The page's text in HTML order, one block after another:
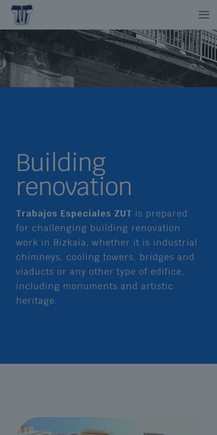
Building
renovation
Trabajos Especiales ZUT is prepared
for challenging building renovation
work in Bizkaia, whether it is industrial
chimneys, cooling towers, bridges and
viaducts or any other type of edifice,
including monuments and artistic
heritage.